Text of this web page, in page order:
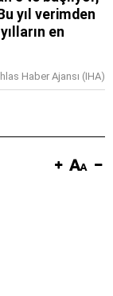
yıl verimden
en
Haber Ajansı (IHA)